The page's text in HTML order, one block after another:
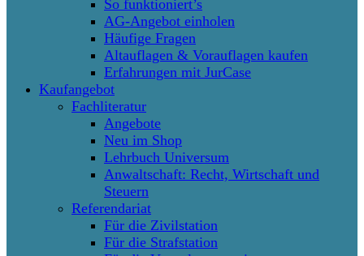
So funktioniert’s
AG-Angebot einholen
Häufige Fragen
Altauflagen & Vorauflagen kaufen
Erfahrungen mit JurCase
Kaufangebot
Fachliteratur
Angebote
Neu im Shop
Lehrbuch Universum
Anwaltschaft: Recht, Wirtschaft und
Steuern
Referendariat
Für die Zivilstation
Für die Strafstation